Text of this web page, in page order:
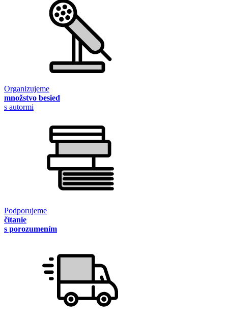
Organizujeme
množstvo besied
s autormi
Podporujeme
čítanie
s porozumením